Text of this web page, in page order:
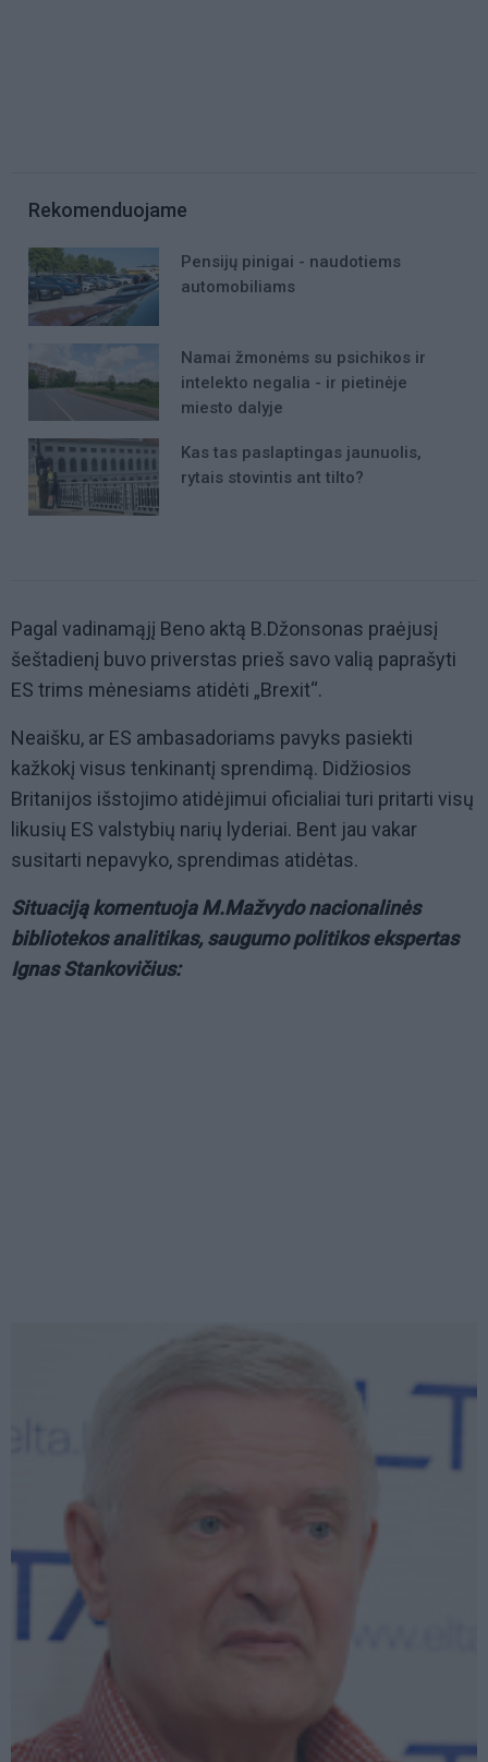
Rekomenduojame
Pensijų pinigai - naudotiems
automobiliams
Namai žmonėms su psichikos ir
intelekto negalia - ir pietinėje
miesto dalyje
Kas tas paslaptingas jaunuolis,
rytais stovintis ant tilto?
Pagal vadinamąjį Beno aktą B.Džonsonas praėjusį
šeštadienį buvo priverstas prieš savo valią paprašyti
ES trims mėnesiams atidėti „Brexit“.
Neaišku, ar ES ambasadoriams pavyks pasiekti
kažkokį visus tenkinantį sprendimą. Didžiosios
Britanijos išstojimo atidėjimui oficialiai turi pritarti visų
likusių ES valstybių narių lyderiai. Bent jau vakar
susitarti nepavyko, sprendimas atidėtas.
Situaciją komentuoja M.Mažvydo nacionalinės
bibliotekos analitikas, saugumo politikos ekspertas
Ignas Stankovičius: